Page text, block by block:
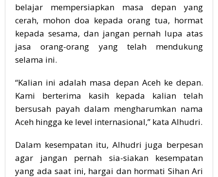
belajar mempersiapkan masa depan yang
cerah, mohon doa kepada orang tua, hormat
kepada sesama, dan jangan pernah lupa atas
jasa orang-orang yang telah mendukung
selama ini.
“Kalian ini adalah masa depan Aceh ke depan.
Kami berterima kasih kepada kalian telah
bersusah payah dalam mengharumkan nama
Aceh hingga ke level internasional,” kata Alhudri.
Dalam kesempatan itu, Alhudri juga berpesan
agar jangan pernah sia-siakan kesempatan
yang ada saat ini, hargai dan hormati Sihan Ari